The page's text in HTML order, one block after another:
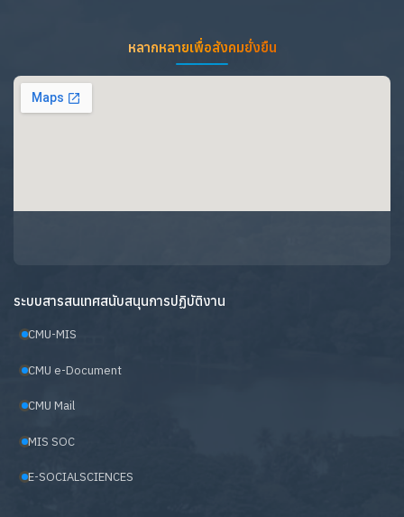
หลากหลายเพื่อสังคมยั่งยืน
ระบบสารสนเทศสนับสนุนการปฏิบัติงาน
CMU-MIS
CMU e-Document
CMU Mail
MIS SOC
E-SOCIALSCIENCES